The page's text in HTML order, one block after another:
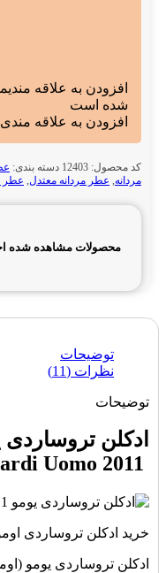
افزودن به علاقه مندی
شده است
افزودن به علاقه مندی
کد محصول: 12403 دسته بندی:
مردانه, عطر مردانه معتدل, عطر
محصولات مشاهده شده
توضیحات
نظرات (11)
توضیحات
خرید ادکلن تروساردی
ادکلن تروساردی یومو